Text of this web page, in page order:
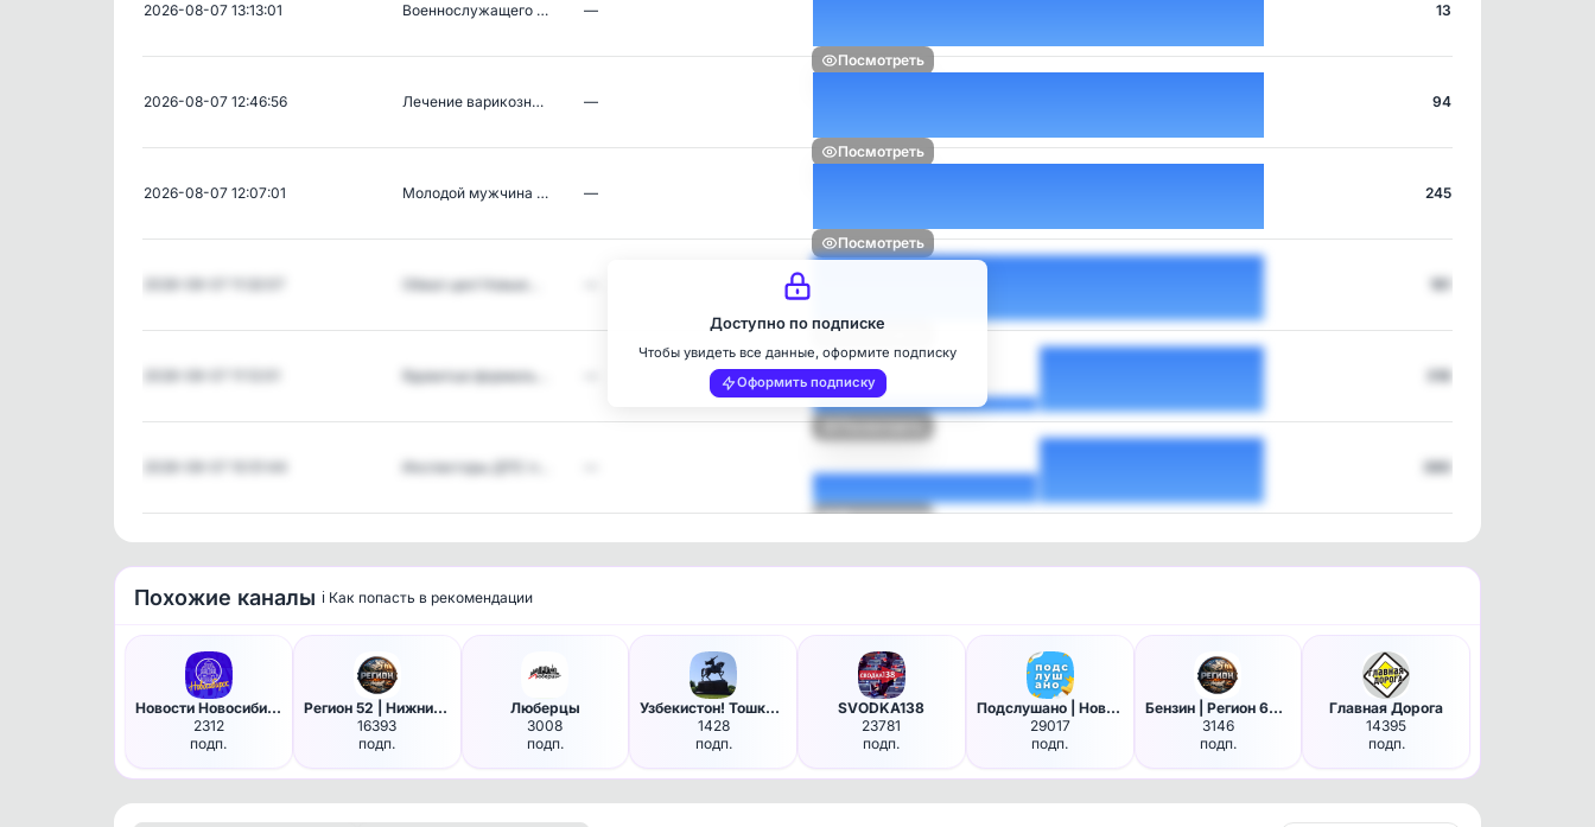
2026-08-07 13:13:01 Военнослужащего … —
Посмотреть
13
2026-08-07 12:46:56 Лечение варикозн… —
Посмотреть
94
2026-08-07 12:07:01 Молодой мужчина … —
Посмотреть
245
Обвал цен! Новые…
Посмотреть
181
Ядовитые формаль…
Посмотреть
318
Инспекторы ДПС п…
Посмотреть
380
Доступно по подписке
Чтобы увидеть все данные, оформите подписку
Оформить подписку
Похожие каналы ℹ️ Как попасть в рекомендации
Новости Новосибирск | NSK_TOD…
2312
подп.
Регион 52 | Нижний Новгород |…
16393
подп.
Люберцы
3008
подп.
Узбекистон! Тошкент! Махалля!
1428
подп.
SVODKA138
23781
подп.
Подслушано | Новосибирск и Об…
29017
подп.
Бензин | Регион 63 | Самара
3146
подп.
Главная Дорога
14395
подп.